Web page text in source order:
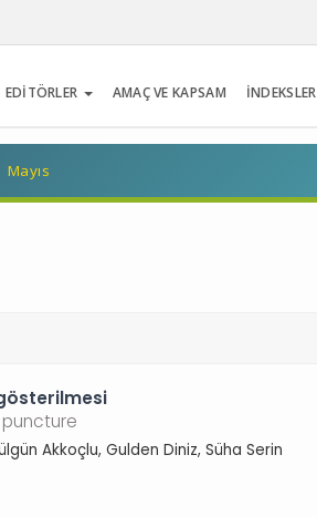
EDİTÖRLER AMAÇ VE KAPSAM İNDEKSLER
Akkoçlu, Gulden Diniz, Süha Serin